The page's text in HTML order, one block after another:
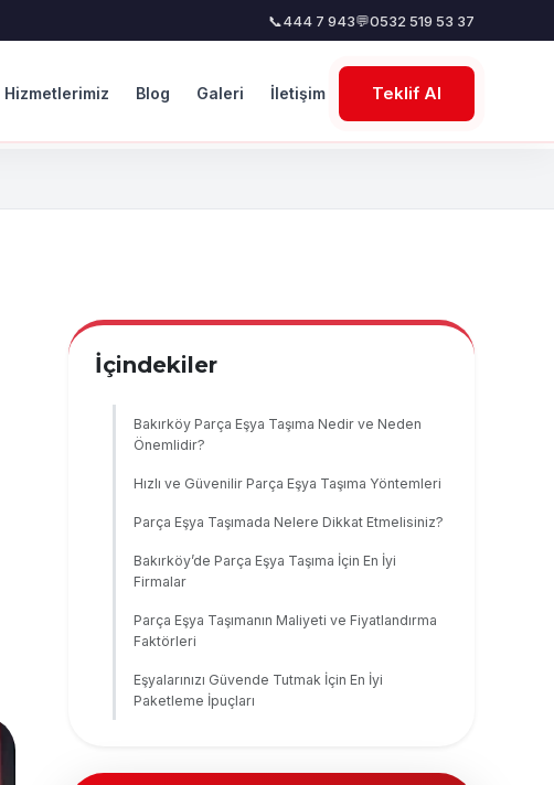
📞444 7 943💬0532 519 53 37
Hizmetlerimiz Blog Galeri İletişim Teklif Al
İçindekiler
Bakırköy Parça Eşya Taşıma Nedir ve Neden
Önemlidir?
Hızlı ve Güvenilir Parça Eşya Taşıma Yöntemleri
Parça Eşya Taşımada Nelere Dikkat Etmelisiniz?
Bakırköy’de Parça Eşya Taşıma İçin En İyi
Firmalar
Parça Eşya Taşımanın Maliyeti ve Fiyatlandırma
Faktörleri
Eşyalarınızı Güvende Tutmak İçin En İyi
Paketleme İpuçları